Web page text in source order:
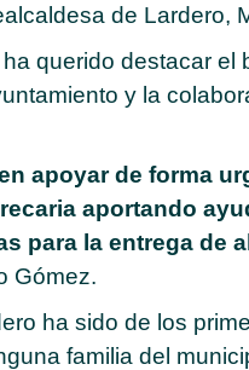
de Lardero,
querido destacar el
y la
apoyar de forma
aportando
para la entrega de
Gómez.
ha sido de los
familia del